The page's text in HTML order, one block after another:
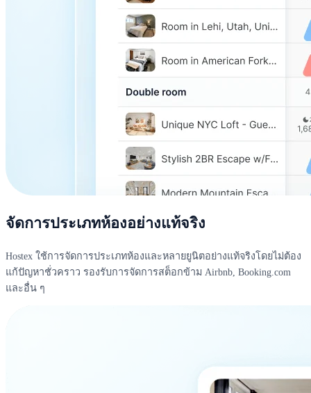
จัดการประเภทห้องอย่างแท้จริง
Hostex ใช้การจัดการประเภทห้องและหลายยูนิตอย่างแท้จริงโดยไม่ต้อง
แก้ปัญหาชั่วคราว รองรับการจัดการสต็อกข้าม Airbnb, Booking.com
และอื่น ๆ